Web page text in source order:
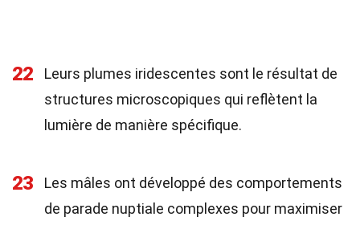
22
Leurs plumes iridescentes sont le résultat de
structures microscopiques qui reflètent la
lumière de manière spécifique.
23
Les mâles ont développé des comportements
de parade nuptiale complexes pour maximiser